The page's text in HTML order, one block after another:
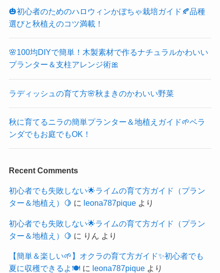
🎃初心者のためのハロウィンかぼちゃ栽培ガイド🍂品種
選びと秋植えのコツ満載！
🌸100均DIYで簡単！木製素材で作るナチュラルかわいい
プランター＆支柱アレンジ術🎀
ラディッシュの育て方🌸秋まきのかわいい野菜
秋に育てるニラの簡単プランター＆地植えガイド🌱ベラ
ンダでもお庭でもOK！
Recent Comments
初心者でも失敗しない🌟ライムの育て方ガイド（プラン
ター＆地植え）🍋 に leona787piqueより
初心者でも失敗しない🌟ライムの育て方ガイド（プラン
ター＆地植え）🍋 に りん より
【簡単＆楽しい🌱】オクラの育て方ガイド✨初心者でも
夏に収穫できるよ🍽️ に leona787piqueより